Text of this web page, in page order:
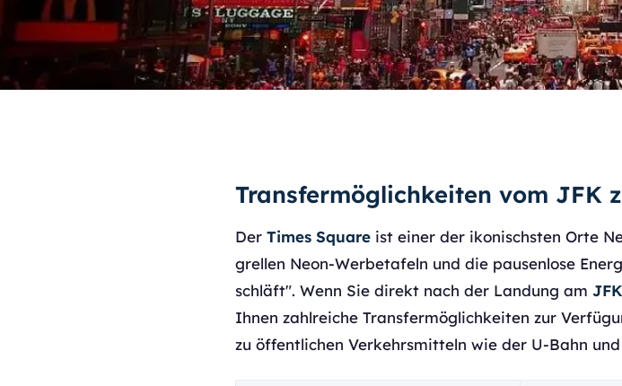
Transfermöglichkeiten vom JFK
Der Times Square ist einer der ikonischsten Orte
grellen Neon-Werbetafeln und die pausenlose
schläft". Wenn Sie direkt nach der Landung am
Ihnen zahlreiche Transfermöglichkeiten zur
zu öffentlichen Verkehrsmitteln wie der U-Bahn